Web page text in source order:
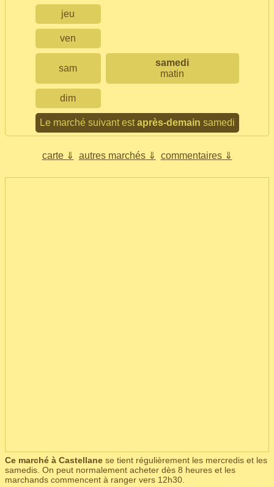
jeu
ven
sam
samedi
matin
dim
Le marché suivant estaprès-demain samedi
carte ⇓ autres marchés ⇓ commentaires ⇓
Ce marché à Castellane se tient régulièrement les mercredis et les
samedis. On peut normalement acheter dès 8 heures et les
marchands commencent à ranger vers 12h30.